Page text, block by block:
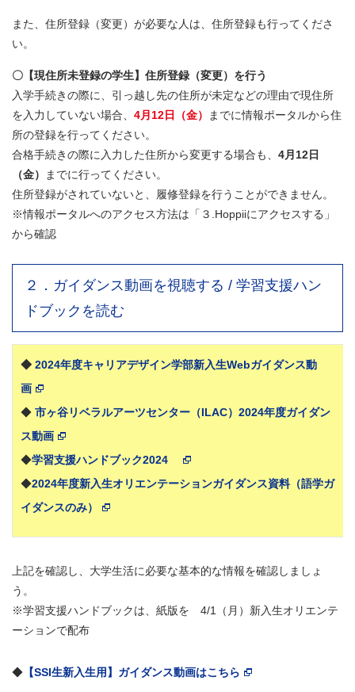
また、住所登録（変更）が必要な人は、住所登録も行ってくださ
い。
〇【現住所未登録の学生】住所登録（変更）を行う
入学手続きの際に、引っ越し先の住所が未定などの理由で現住所
を入力していない場合、 4月12日（金）
までに情報ポータルから住
所の登録を行ってください。
合格手続きの際に入力した住所から変更する場合も、 4月12日
（金）
までに行ってください。
住所登録がされていないと、履修登録を行うことができません。
※情報ポータルへのアクセス方法は「３.Hoppiiにアクセスする」
から確認
２．ガイダンス動画を視聴する / 学習支援ハン
ドブックを読む
◆ 2024年度キャリアデザイン学部新入生Webガイダンス動
画
◆ 市ヶ谷リベラルアーツセンター（ILAC）2024年度ガイダン
ス動画
◆学習支援ハンドブック2024
◆2024年度新入生オリエンテーションガイダンス資料（語学ガ
イダンスのみ）
上記を確認し、大学生活に必要な基本的な情報を確認しましょ
う。
※学習支援ハンドブックは、紙版を 4/1（月）新入生オリエンテ
ーションで配布
◆ 【SSI生新入生用】ガイダンス動画はこちら